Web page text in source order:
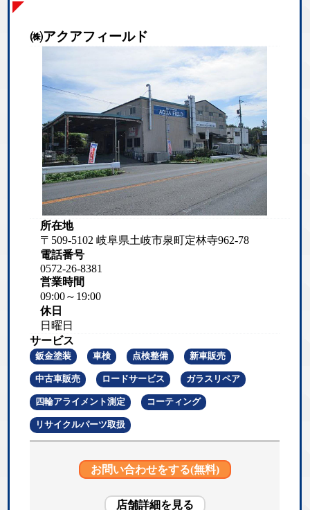
㈱アクアフィールド
所在地
〒509-5102 岐阜県土岐市泉町定林寺962-78
電話番号
0572-26-8381
営業時間
09:00～19:00
休日
日曜日
サービス
鈑金塗装 車検 点検整備 新車販売
中古車販売 ロードサービス ガラスリペア
四輪アライメント測定 コーティング
リサイクルパーツ取扱
お問い合わせをする(無料)
店舗詳細を見る